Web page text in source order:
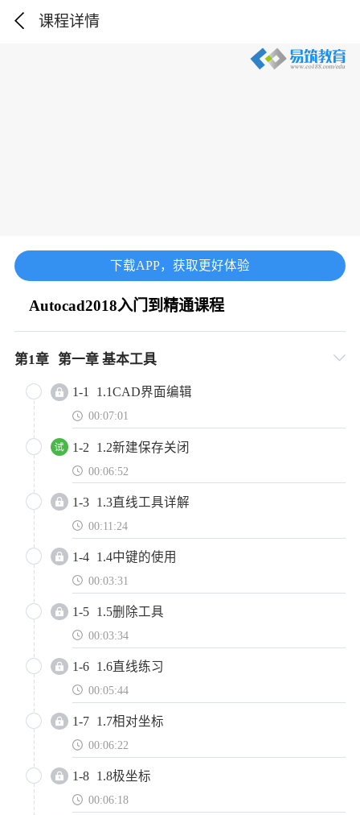
课程详情
下载APP，获取更好体验
Autocad2018入门到精通课程
第1章 第一章 基本工具
1-1 1.1CAD界面编辑
00:07:01
1-2 1.2新建保存关闭
00:06:52
1-3 1.3直线工具详解
00:11:24
1-4 1.4中键的使用
00:03:31
1-5 1.5删除工具
00:03:34
1-6 1.6直线练习
00:05:44
1-7 1.7相对坐标
00:06:22
1-8 1.8极坐标
00:06:18